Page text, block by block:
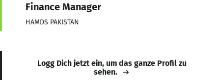
Finance Manager
HAMDS PAKISTAN
Logg Dich jetzt ein, um das ganze Profil zu
sehen.